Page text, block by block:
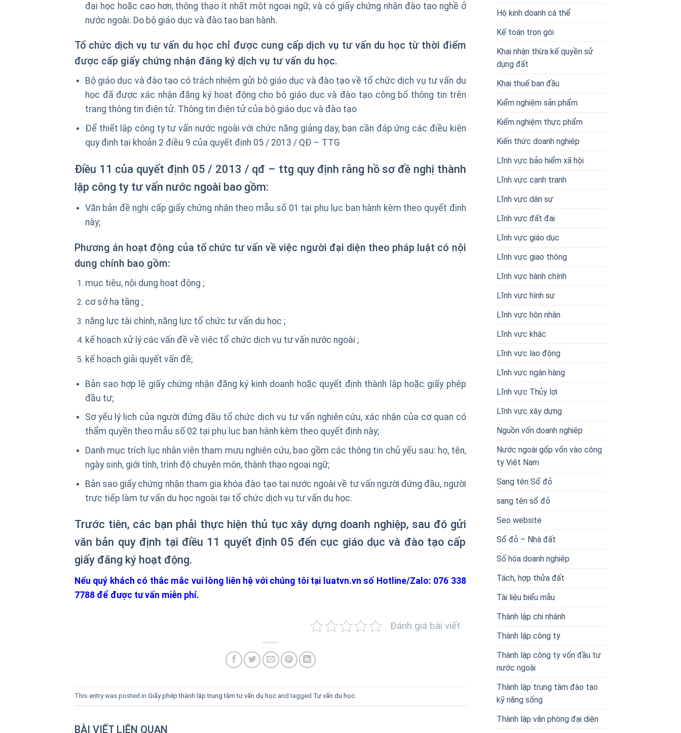
đại học hoặc cao hơn, thông thạo ít nhất một ngoại ngữ, và có giấy chứng nhận đào tạo nghề ở
nước ngoài. Do bộ giáo dục và đào tạo ban hành.
Tổ chức dịch vụ tư vấn du học chỉ được cung cấp dịch vụ tư vấn du học từ thời điểm
được cấp giấy chứng nhận đăng ký dịch vụ tư vấn du học.
Bộ giáo dục và đào tạo có trách nhiệm gửi bộ giáo dục và đào tạo về tổ chức dịch vụ tư vấn du
học đã được xác nhận đăng ký hoạt động cho bộ giáo dục và đào tạo công bố thông tin trên
trang thông tin điện tử. Thông tin điện tử của bộ giáo dục và đào tạo
Để thiết lập công ty tư vấn nước ngoài với chức năng giảng dạy, bạn cần đáp ứng các điều kiện
quy định tại khoản 2 điều 9 của quyết định 05 / 2013 / QĐ – TTG
Điều 11 của quyết định 05 / 2013 / qđ – ttg quy định rằng hồ sơ đề nghị thành
lập công ty tư vấn nước ngoài bao gồm:
Văn bản đề nghị cấp giấy chứng nhận theo mẫu số 01 tại phụ lục ban hành kèm theo quyết định
này;
Phương án hoạt động của tổ chức tư vấn về việc người đại diện theo pháp luật có nội
dung chính bao gồm:
mục tiêu, nội dung hoạt động ;
cơ sở hạ tầng ;
năng lực tài chính, năng lực tổ chức tư vấn du học ;
kế hoạch xử lý các vấn đề về việc tổ chức dịch vụ tư vấn nước ngoài ;
kế hoạch giải quyết vấn đề;
Bản sao hợp lệ giấy chứng nhận đăng ký kinh doanh hoặc quyết định thành lập hoặc giấy phép
đầu tư;
Sơ yếu lý lịch của người đứng đầu tổ chức dịch vụ tư vấn nghiên cứu, xác nhận của cơ quan có
thẩm quyền theo mẫu số 02 tại phụ lục ban hành kèm theo quyết định này;
Danh mục trích lục nhân viên tham mưu nghiên cứu, bao gồm các thông tin chủ yếu sau: họ, tên,
ngày sinh, giới tính, trình độ chuyên môn, thành thạo ngoại ngữ;
Bản sao giấy chứng nhận tham gia khóa đào tạo tại nước ngoài về tư vấn người đứng đầu, người
trực tiếp làm tư vấn du học ngoài tại tổ chức dịch vụ tư vấn du học.
Trước tiên, các bạn phải thực hiện thủ tục xây dựng doanh nghiệp, sau đó gửi
văn bản quy định tại điều 11 quyết định 05 đến cục giáo dục và đào tạo cấp
giấy đăng ký hoạt động.
Nếu quý khách có thắc mắc vui lòng liên hệ với chúng tôi tại luatvn.vn số Hotline/Zalo: 076 338
7788 để được tư vấn miễn phí.
Đánh giá bài viết
This entry was posted in Giấy phép thành lập trung tâm tư vấn du học and tagged Tư vấn du học
BÀI VIẾT LIÊN QUAN
Hộ kinh doanh cá thể
Kế toán trọn gói
Khai nhận thừa kế quyền sử
dụng đất
Khai thuế ban đầu
Kiểm nghiệm sản phẩm
Kiểm nghiệm thực phẩm
Kiến thức doanh nghiêp
Lĩnh vực bảo hiểm xã hội
Lĩnh vực cạnh tranh
Lĩnh vực dân sự
Lĩnh vực đất đai
Lĩnh vực giáo dục
Lĩnh vực giao thông
Lĩnh vực hành chính
Lĩnh vực hình sự
Lĩnh vực hôn nhân
Lĩnh vực khác
Lĩnh vực lao động
Lĩnh vực ngân hàng
Lĩnh vực Thủy lợi
Lĩnh vực xây dựng
Nguồn vốn doanh nghiệp
Nước ngoài gốp vốn vào công
ty Việt Nam
Sang tên Sổ đỏ
sang tên sổ đỏ
Seo website
Sổ đỏ – Nhà đất
Số hóa doanh nghiêp
Tách, hợp thửa đất
Tài liệu biểu mẫu
Thành lập chi nhánh
Thành lập công ty
Thành lập công ty vốn đầu tư
nước ngoài
Thành lập trung tâm đào tạo
kỹ năng sống
Thành lập văn phòng đại diện